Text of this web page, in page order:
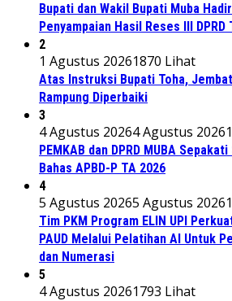
Bupati dan Wakil Bupati Muba
Penyampaian Hasil Reses III DPRD
2
1 Agustus 20261870 Lihat
Atas Instruksi Bupati Toha,
Rampung Diperbaiki
3
4 Agustus 20264 Agustus 2026
PEMKAB dan DPRD MUBA
Bahas APBD-P TA 2026
4
5 Agustus 20265 Agustus 2026
Tim PKM Program ELIN UPI
PAUD Melalui Pelatihan AI Untuk
dan Numerasi
5
4 Agustus 20261793 Lihat